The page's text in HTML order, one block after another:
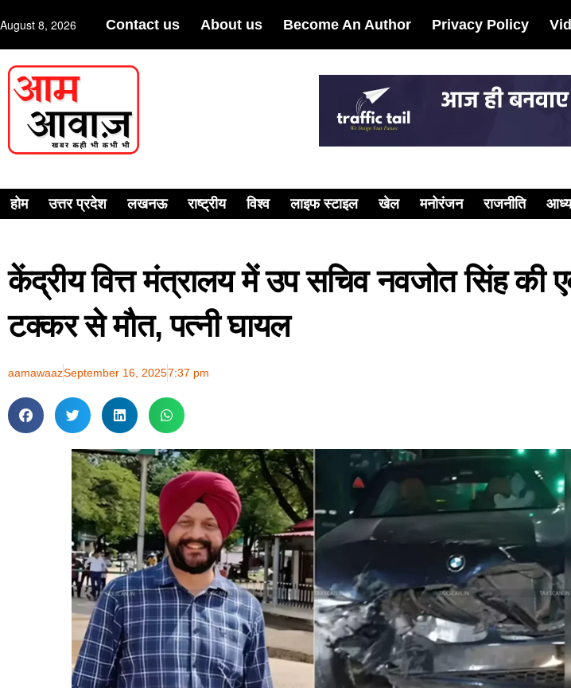
August 8, 2026 Contact us About us Become An Author Privacy Policy
होम उत्तर प्रदेश लखनऊ राष्ट्रीय विश्व लाइफ स्टाइल खेल मनोरंजन राजनीति
केंद्रीय वित्त मंत्रालय में उप सचिव नवजोत सिंह की
टक्कर से मौत, पत्नी घायल
aamawaazSeptember 16, 20257:37 pm